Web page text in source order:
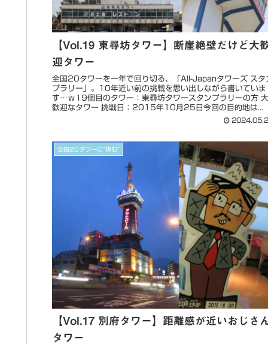
【Vol.19 東尋坊タワー】断崖絶壁だけど大
迎タワー
全国20タワーを一年で回り切る、「All-Japanタワーズ スタ
プラリー」。10年近い前の挑戦を思い出しながら書いていま
す…ｗ19個目のタワー：東尋坊タワースタンプラリーの方
歓迎なタワー 挑戦日：2015年10月25日今回の目的地は...
全国20タワーに”挑む”
【Vol.17 別府タワー】距離感が近いおじさ
タワー